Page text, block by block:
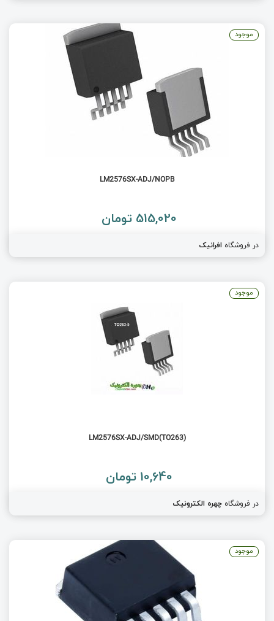
LM2576SX-ADJ/NOPB
515,020 تومان
در فروشگاه افرانیک
موجود
(LM2576SX-ADJ/SMD(TO263
10,640 تومان
در فروشگاه چهره الکترونیک
موجود
موجود